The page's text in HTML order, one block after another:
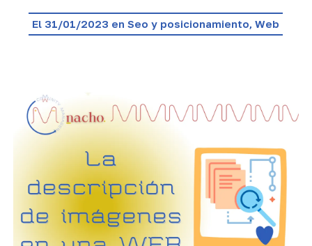
El 31/01/2023 enSeo y posicionamiento,Web